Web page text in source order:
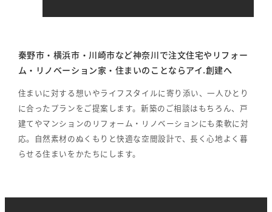
秦野市・横浜市・川崎市など神奈川で注文住宅やリフォー
ム・リノベーション家・住まいのことならアイ.創建へ
住まいに対する想いやライフスタイルに寄り添い、一人ひとり
に合ったプランをご提案します。新築のご相談はもちろん、戸
建てやマンションのリフォーム・リノベーションにも柔軟に対
応。自然素材のぬくもりと快適な空間設計で、長く心地よく暮
らせる住まいをかたちにします。